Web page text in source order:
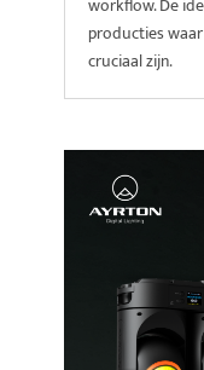
workflow. De
producties
cruciaal zijn.